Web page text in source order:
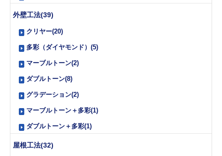
外壁工法(39)
クリヤー(20)
多彩（ダイヤモンド）(5)
マーブルトーン(2)
ダブルトーン(8)
グラデーション(2)
マーブルトーン＋多彩(1)
ダブルトーン＋多彩(1)
屋根工法(32)